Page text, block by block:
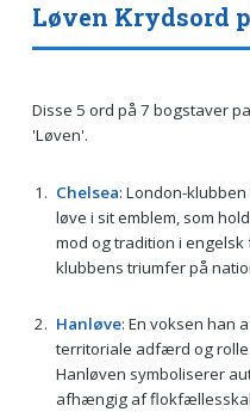
Løven Krydsord
Disse 5 ord på 7 bogstaver
'Løven'.
Chelsea: London-
løve i sit emblem, som
mod og tradition i
klubbens triumfer på
Hanløve: En voksen han
territoriale adfærd og
Hanløven symboliserer
afhængig af